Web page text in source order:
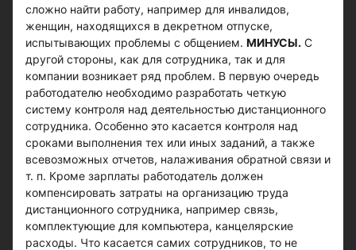
сложно найти работу, например для инвалидов,
женщин, находящихся в декретном отпуске,
испытывающих проблемы с общением. МИНУСЫ. С
другой стороны, как для сотрудника, так и для
компании возникает ряд проблем. В первую очередь
работодателю необходимо разработать четкую
систему контроля над деятельностью дистанционного
сотрудника. Особенно это касается контроля над
сроками выполнения тех или иных заданий, а также
всевозможных отчетов, налаживания обратной связи и
т. п. Кроме зарплаты работодатель должен
компенсировать затраты на организацию труда
дистанционного сотрудника, например связь,
комплектующие для компьютера, канцелярские
расходы. Что касается самих сотрудников, то не